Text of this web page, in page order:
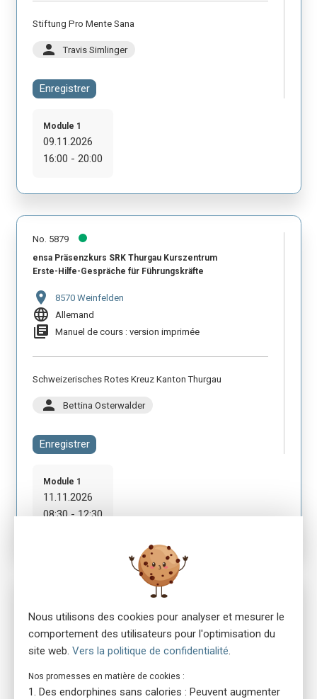
Stiftung Pro Mente Sana
person Travis Simlinger
Enregistrer
Module 1
09.11.2026
16:00 - 20:00
No. 5879
ensa Präsenzkurs SRK Thurgau Kurszentrum
Erste-Hilfe-Gespräche für Führungskräfte
location_on 8570 Weinfelden
language Allemand
library_books Manuel de cours : version imprimée
Schweizerisches Rotes Kreuz Kanton Thurgau
person Bettina Osterwalder
Enregistrer
Module 1
11.11.2026
08:30 - 12:30
ensa Präsenzkurs Rettungsschule Zentralschweiz
location_on 6004 Luzern
language
library_books Manuel de cours : version imprimée
Nous utilisons des cookies pour analyser et mesurer le
comportement des utilisateurs pour l'optimisation du
site web. Vers la politique de confidentialité
Nos promesses en matière de cookies :
Des endorphines sans calories : Peuvent augmenter